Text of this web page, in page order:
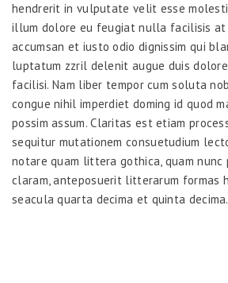
hendrerit in vulputate velit esse
illum dolore eu feugiat nulla facilisis at
accumsan et iusto odio dignissim qui
luptatum zzril delenit augue duis
facilisi. Nam liber tempor cum soluta
congue nihil imperdiet doming id quod
possim assum. Claritas est etiam
sequitur mutationem consuetudium
notare quam littera gothica, quam nunc
claram, anteposuerit litterarum formas
seacula quarta decima et quinta decima.